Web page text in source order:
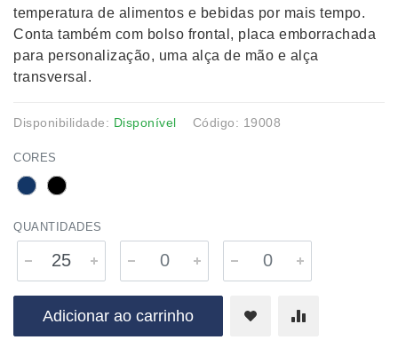
temperatura de alimentos e bebidas por mais tempo.
Conta também com bolso frontal, placa emborrachada
para personalização, uma alça de mão e alça
transversal.
Disponibilidade: Disponível Código: 19008
CORES
QUANTIDADES
Adicionar ao carrinho